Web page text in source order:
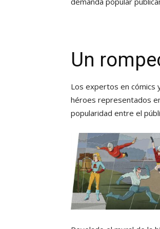
Un
Los expertos en cómics
héroes representados
popularidad entre el